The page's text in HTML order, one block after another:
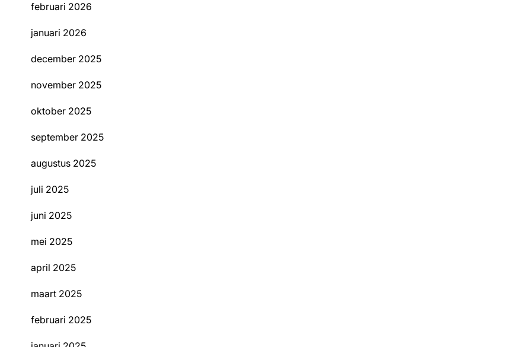
februari 2026
januari 2026
december 2025
november 2025
oktober 2025
september 2025
augustus 2025
juli 2025
juni 2025
mei 2025
april 2025
maart 2025
februari 2025